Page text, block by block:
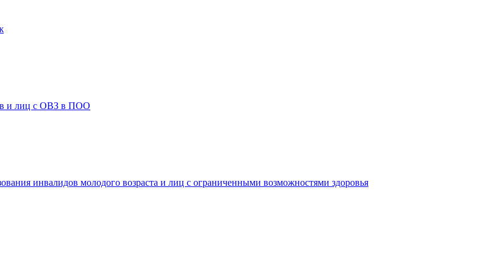
и лиц с ОВЗ в ПОО
инвалидов молодого возраста и лиц с ограниченными возможностями здоровья